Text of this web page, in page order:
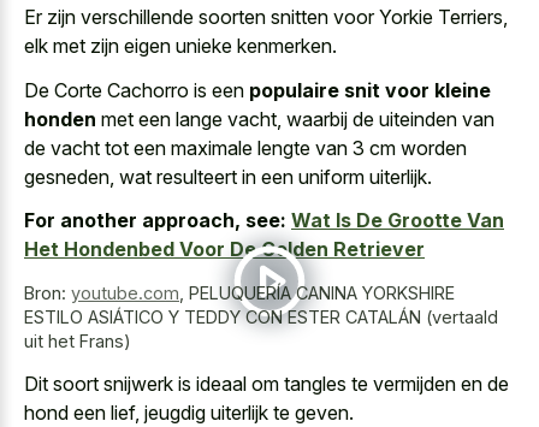
Er zijn verschillende soorten snitten voor Yorkie Terriers,
elk met zijn eigen unieke kenmerken.
De Corte Cachorro is een populaire snit voor kleine
honden met een lange vacht, waarbij de uiteinden van
de vacht tot een maximale lengte van 3 cm worden
gesneden , wat resulteert in een uniform uiterlijk.
For another approach, see: Wat Is De Grootte Van
Het Hondenbed Voor De Golden Retriever
Bron: youtube.com PELUQUERÍA CANINA YORKSHIRE
ESTILO ASIÁTICO Y TEDDY CON ESTER CATALÁN (vertaald
uit het Frans)
Dit soort snijwerk is ideaal om tangles te vermijden en de
hond een lief, jeugdig uiterlijk te geven.